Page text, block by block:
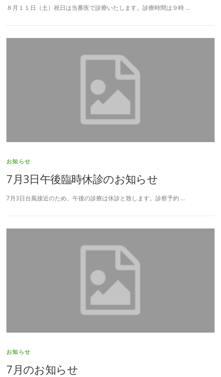
８月１１日（土）祝日は当番医で診療いたします。診療時間は９時 …
お知らせ
7月3日午後臨時休診のお知らせ
7月3日台風接近のため、午後の診療は休診と致します。診察予約 …
お知らせ
7月のお知らせ